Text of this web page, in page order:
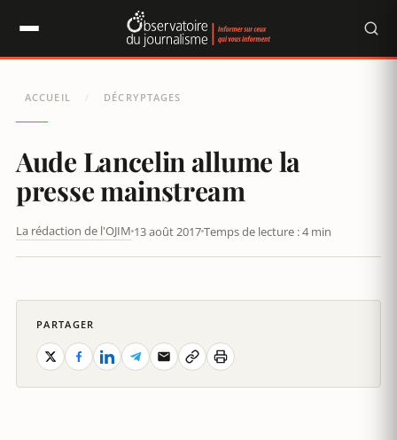
ACCUEIL / DÉCRYPTAGES
Aude Lancelin allume la
presse mainstream
La rédaction de l'OJIM 13 août 2017Temps de lecture : 4 min
PARTAGER
Panneau de gestion des cookies